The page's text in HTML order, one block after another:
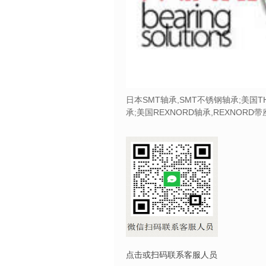
日本SMT轴承,SMT不锈钢轴承;美国
承;美国REXNORD轴承,REXNORD带
点击或扫码联系客服人员